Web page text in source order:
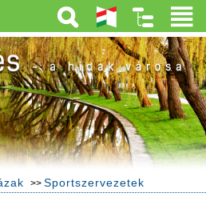
>> Sportszervezetek